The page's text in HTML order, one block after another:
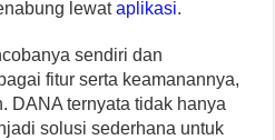
lewataplikasi.
sendiri dan
fitur serta keamanannya,
DANA ternyata tidak hanya
solusi sederhana untuk